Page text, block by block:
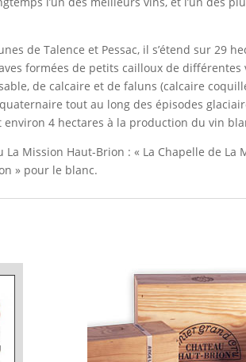
de Talence et Pessac, il s’étend sur 29
formées de petits cailloux de différentes
de calcaire et de faluns (calcaire
tout au long des épisodes
4 hectares à la production du vin
Mission Haut-Brion : « La Chapelle de La
» pour le blanc.